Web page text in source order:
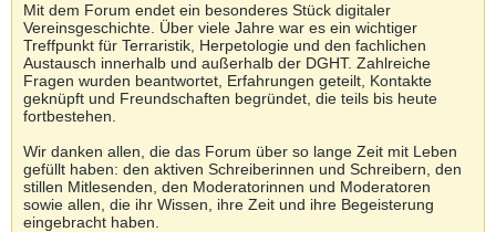
Mit dem Forum endet ein besonderes Stück digitaler
Vereinsgeschichte. Über viele Jahre war es ein wichtiger
Treffpunkt für Terraristik, Herpetologie und den fachlichen
Austausch innerhalb und außerhalb der DGHT. Zahlreiche
Fragen wurden beantwortet, Erfahrungen geteilt, Kontakte
geknüpft und Freundschaften begründet, die teils bis heute
fortbestehen.
Wir danken allen, die das Forum über so lange Zeit mit Leben
gefüllt haben: den aktiven Schreiberinnen und Schreibern, den
stillen Mitlesenden, den Moderatorinnen und Moderatoren
sowie allen, die ihr Wissen, ihre Zeit und ihre Begeisterung
eingebracht haben.